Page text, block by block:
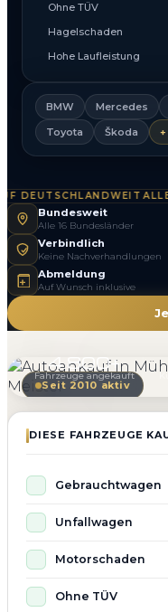
Ohne TÜV
Hagelschaden
Hohe Laufleistung
BMW Mercedes
Toyota
Škoda
DEUTSCHLANDWEIT·ALLE
Bundesweit
Alle 16 Bundesländer
Verbindlich
Keine Nachverhandlungen
Abmeldung
Auf Wunsch inklusive
Seit 2010 aktiv
4.800+
Fahrzeuge angekauft
DIESE FAHRZEUGE
Gebrauchtwagen
Unfallwagen
Motorschaden
Ohne TÜV